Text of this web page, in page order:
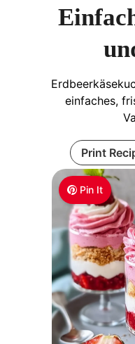
Pin It
einfaches,
Print